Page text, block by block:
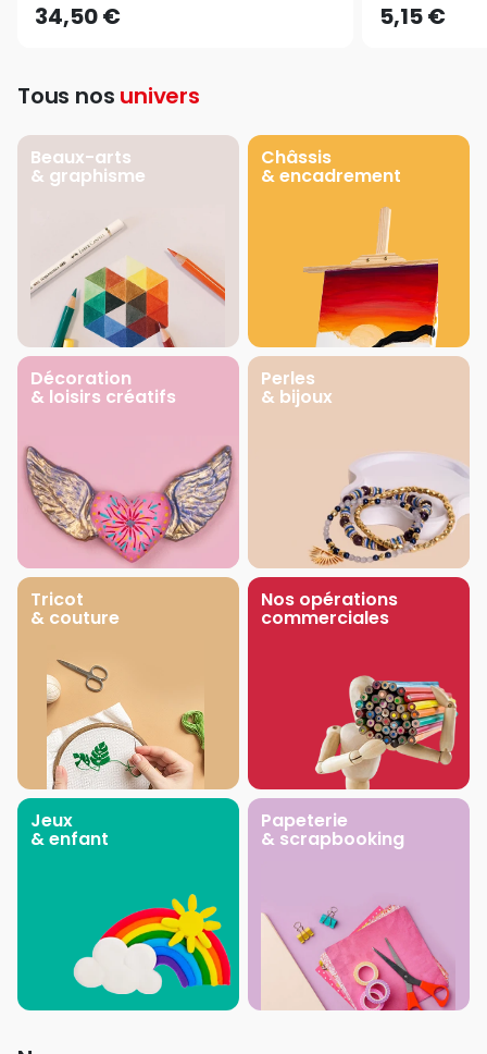
34,50 € 5,15 €
Tous nos univers
Beaux-arts
& graphisme
Châssis
& encadrement
Décoration
& loisirs créatifs
Perles
& bijoux
Tricot
& couture
Nos opérations
commerciales
Jeux
& enfant
Papeterie
& scrapbooking